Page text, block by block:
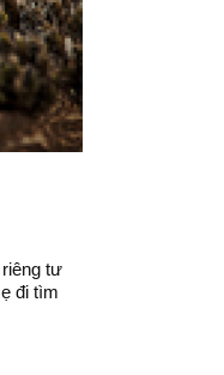
tư
đi tìm